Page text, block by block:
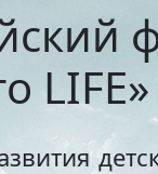
LIFE»